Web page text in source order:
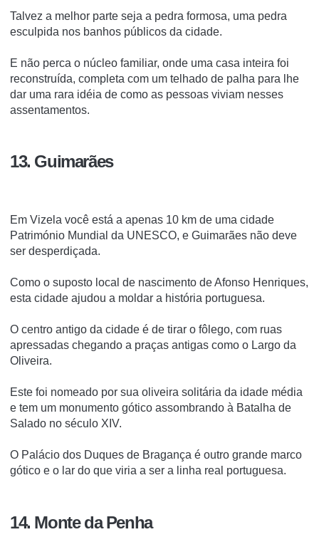
Talvez a melhor parte seja a pedra formosa, uma pedra
esculpida nos banhos públicos da cidade.
E não perca o núcleo familiar, onde uma casa inteira foi
reconstruída, completa com um telhado de palha para lhe
dar uma rara idéia de como as pessoas viviam nesses
assentamentos.
13. Guimarães
Em Vizela você está a apenas 10 km de uma cidade
Património Mundial da UNESCO, e Guimarães não deve
ser desperdiçada.
Como o suposto local de nascimento de Afonso Henriques,
esta cidade ajudou a moldar a história portuguesa.
O centro antigo da cidade é de tirar o fôlego, com ruas
apressadas chegando a praças antigas como o Largo da
Oliveira.
Este foi nomeado por sua oliveira solitária da idade média
e tem um monumento gótico assombrando à Batalha de
Salado no século XIV.
O Palácio dos Duques de Bragança é outro grande marco
gótico e o lar do que viria a ser a linha real portuguesa.
14. Monte da Penha